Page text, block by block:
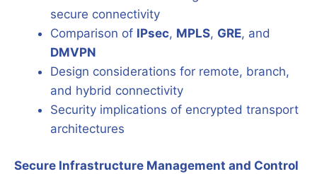
secure connectivity
Comparison of IPsec, MPLS, GRE, and
DMVPN
Design considerations for remote, branch,
and hybrid connectivity
Security implications of encrypted transport
architectures
Secure Infrastructure Management and Control